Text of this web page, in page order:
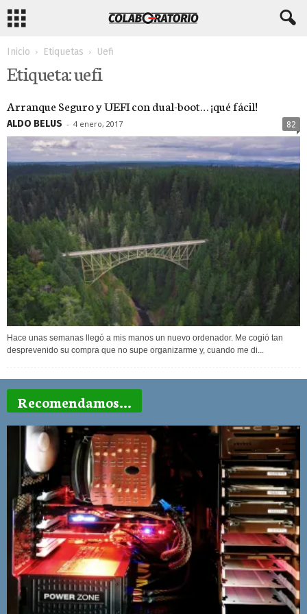
Inicio Etiquetas Uefi
Etiqueta: uefi
Arranque Seguro y UEFI con dual-boot… ¡qué fácil!
ALDO BELUS - 4 enero, 2017 82
Hace unas semanas llegó a mis manos un nuevo ordenador. Me cogió tan
desprevenido su compra que no supe organizarme y, cuando me di...
Recomendamos...